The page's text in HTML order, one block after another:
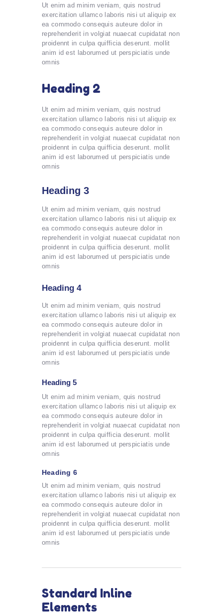
Ut enim ad minim veniam, quis nostrud
exercitation ullamco laboris nisi ut aliquip ex
ea commodo consequis auteure dolor in
reprehenderit in volgiat nuaecat cupidatat non
proidennt in culpa quifficia deserunt. mollit
anim id est laborumed ut perspiciatis unde
omnis
Heading 2
Ut enim ad minim veniam, quis nostrud
exercitation ullamco laboris nisi ut aliquip ex
ea commodo consequis auteure dolor in
reprehenderit in volgiat nuaecat cupidatat non
proidennt in culpa quifficia deserunt. mollit
anim id est laborumed ut perspiciatis unde
omnis
Heading 3
Ut enim ad minim veniam, quis nostrud
exercitation ullamco laboris nisi ut aliquip ex
ea commodo consequis auteure dolor in
reprehenderit in volgiat nuaecat cupidatat non
proidennt in culpa quifficia deserunt. mollit
anim id est laborumed ut perspiciatis unde
omnis
Heading 4
Ut enim ad minim veniam, quis nostrud
exercitation ullamco laboris nisi ut aliquip ex
ea commodo consequis auteure dolor in
reprehenderit in volgiat nuaecat cupidatat non
proidennt in culpa quifficia deserunt. mollit
anim id est laborumed ut perspiciatis unde
omnis
Heading 5
Ut enim ad minim veniam, quis nostrud
exercitation ullamco laboris nisi ut aliquip ex
ea commodo consequis auteure dolor in
reprehenderit in volgiat nuaecat cupidatat non
proidennt in culpa quifficia deserunt. mollit
anim id est laborumed ut perspiciatis unde
omnis
Heading 6
Ut enim ad minim veniam, quis nostrud
exercitation ullamco laboris nisi ut aliquip ex
ea commodo consequis auteure dolor in
reprehenderit in volgiat nuaecat cupidatat non
proidennt in culpa quifficia deserunt. mollit
anim id est laborumed ut perspiciatis unde
omnis
Standard Inline
Elements